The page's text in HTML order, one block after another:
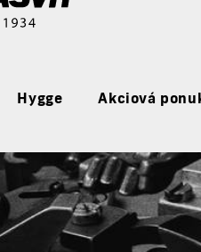
Hygge Akciová